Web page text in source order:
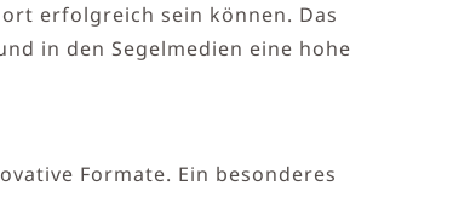
erfolgreich sein können. Das
in den Segelmedien eine hohe
Formate. Ein besonderes